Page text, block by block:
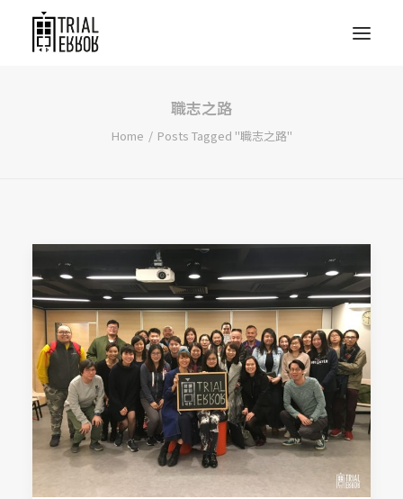
職志之路
Home Posts Tagged "職志之路"